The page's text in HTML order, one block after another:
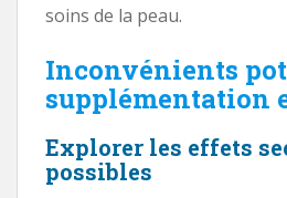
soins de la peau.
Inconvénients
supplémentation
Explorer les effets
possibles